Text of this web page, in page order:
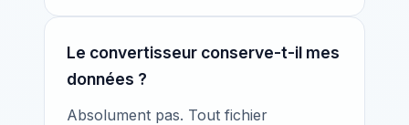
Le convertisseur conserve-t-il mes
données ?
Absolument pas. Tout fichier